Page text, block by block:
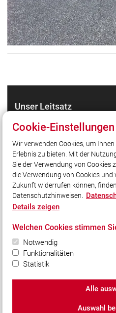
Unser Leitsatz
24 Stunden am Tag,
7 Tage die Woche,
365 Tage im Jahr,
für Sie Einsatzbereit.
Social Media
Auch unterwegs immer auf
mit uns!
© 2026 Freiwillige
Datenschutz|
Cookie-Einstellungen
Wir verwenden Cookies, um
Erlebnis zu bieten. Mit der
Sie der Verwendung von Cookies
die Verwendung von Cookies und
Zukunft widerrufen können,
Datenschutzhinweisen.
Details zeigen
Welchen Cookies stimmen
Notwendig
Funktionalitäten
Statistik
Alle
Auswahl